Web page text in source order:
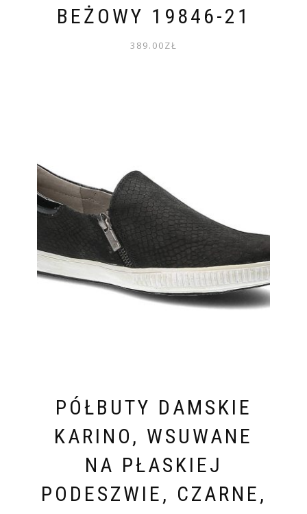
BEŻOWY 19846-21
389.00ZŁ
PÓŁBUTY DAMSKIE
KARINO, WSUWANE
NA PŁASKIEJ
PODESZWIE, CZARNE,